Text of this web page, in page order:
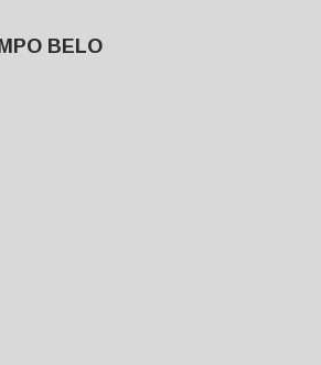
BELO